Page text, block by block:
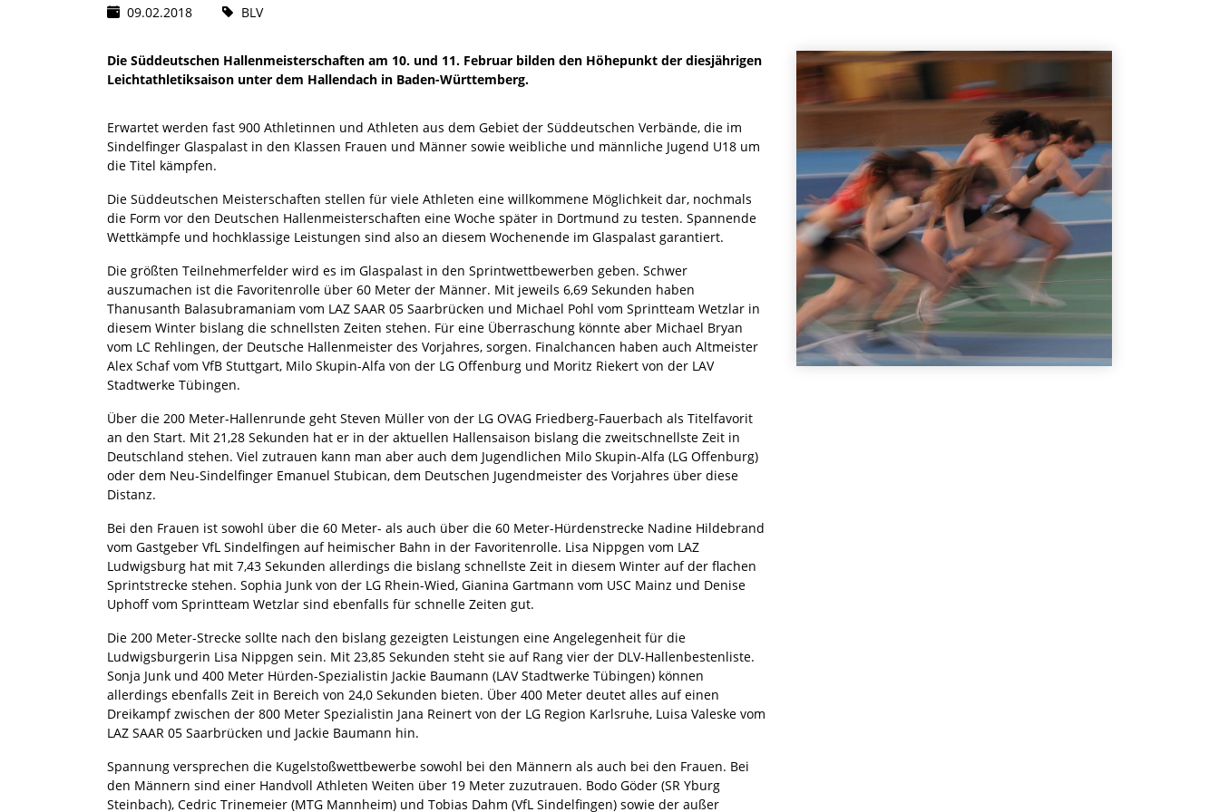
09.02.2018 BLV
Die Süddeutschen Hallenmeisterschaften am 10. und 11. Februar bilden den Höhepunkt der diesjährigen
Leichtathletiksaison unter dem Hallendach in Baden-Württemberg.
Erwartet werden fast 900 Athletinnen und Athleten aus dem Gebiet der Süddeutschen Verbände, die im
Sindelfinger Glaspalast in den Klassen Frauen und Männer sowie weibliche und männliche Jugend U18 um
die Titel kämpfen.
Die Süddeutschen Meisterschaften stellen für viele Athleten eine willkommene Möglichkeit dar, nochmals
die Form vor den Deutschen Hallenmeisterschaften eine Woche später in Dortmund zu testen. Spannende
Wettkämpfe und hochklassige Leistungen sind also an diesem Wochenende im Glaspalast garantiert.
Die größten Teilnehmerfelder wird es im Glaspalast in den Sprintwettbewerben geben. Schwer
auszumachen ist die Favoritenrolle über 60 Meter der Männer. Mit jeweils 6,69 Sekunden haben
Thanusanth Balasubramaniam vom LAZ SAAR 05 Saarbrücken und Michael Pohl vom Sprintteam Wetzlar in
diesem Winter bislang die schnellsten Zeiten stehen. Für eine Überraschung könnte aber Michael Bryan
vom LC Rehlingen, der Deutsche Hallenmeister des Vorjahres, sorgen. Finalchancen haben auch Altmeister
Alex Schaf vom VfB Stuttgart, Milo Skupin-Alfa von der LG Offenburg und Moritz Riekert von der LAV
Stadtwerke Tübingen.
Über die 200 Meter-Hallenrunde geht Steven Müller von der LG OVAG Friedberg-Fauerbach als Titelfavorit
an den Start. Mit 21,28 Sekunden hat er in der aktuellen Hallensaison bislang die zweitschnellste Zeit in
Deutschland stehen. Viel zutrauen kann man aber auch dem Jugendlichen Milo Skupin-Alfa (LG Offenburg)
oder dem Neu-Sindelfinger Emanuel Stubican, dem Deutschen Jugendmeister des Vorjahres über diese
Distanz.
Bei den Frauen ist sowohl über die 60 Meter- als auch über die 60 Meter-Hürdenstrecke Nadine Hildebrand
vom Gastgeber VfL Sindelfingen auf heimischer Bahn in der Favoritenrolle. Lisa Nippgen vom LAZ
Ludwigsburg hat mit 7,43 Sekunden allerdings die bislang schnellste Zeit in diesem Winter auf der flachen
Sprintstrecke stehen. Sophia Junk von der LG Rhein-Wied, Gianina Gartmann vom USC Mainz und Denise
Uphoff vom Sprintteam Wetzlar sind ebenfalls für schnelle Zeiten gut.
Die 200 Meter-Strecke sollte nach den bislang gezeigten Leistungen eine Angelegenheit für die
Ludwigsburgerin Lisa Nippgen sein. Mit 23,85 Sekunden steht sie auf Rang vier der DLV-Hallenbestenliste.
Sonja Junk und 400 Meter Hürden-Spezialistin Jackie Baumann (LAV Stadtwerke Tübingen) können
allerdings ebenfalls Zeit in Bereich von 24,0 Sekunden bieten. Über 400 Meter deutet alles auf einen
Dreikampf zwischen der 800 Meter Spezialistin Jana Reinert von der LG Region Karlsruhe, Luisa Valeske vom
LAZ SAAR 05 Saarbrücken und Jackie Baumann hin.
Spannung versprechen die Kugelstoßwettbewerbe sowohl bei den Männern als auch bei den Frauen. Bei
den Männern sind einer Handvoll Athleten Weiten über 19 Meter zuzutrauen. Bodo Göder (SR Yburg
Steinbach), Cedric Trinemeier (MTG Mannheim) und Tobias Dahm (VfL Sindelfingen) sowie der außer